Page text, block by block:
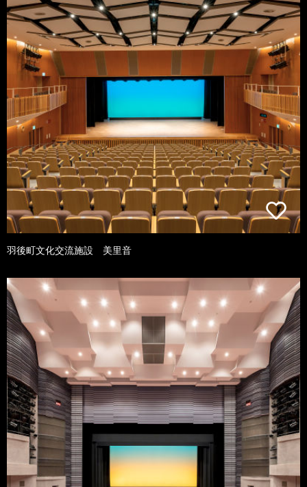
羽後町文化交流施設 美里音